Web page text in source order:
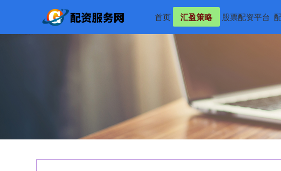
首页 汇盈策略 股票配资平台